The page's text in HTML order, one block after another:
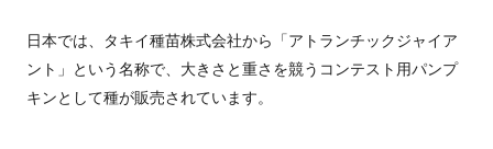
日本では、タキイ種苗株式会社から「アトランチックジャイア
ント」という名称で、大きさと重さを競うコンテスト用パンプ
キンとして種が販売されています。